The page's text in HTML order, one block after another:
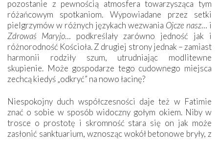
pozostanie z pewnością atmosfera towarzysząca tym
różańcowym spotkaniom. Wypowiadane przez setki
pielgrzymów w różnych językach wezwania Ojcze nasz… i
Zdrowaś Maryjo… podkreślały zarówno jedność jak i
różnorodność Kościoła. Z drugiej strony jednak – zamiast
harmonii rodziły szum, utrudniając modlitewne
skupienie. Może gospodarze tego cudownego miejsca
zechcą kiedyś „odkryć” na nowo łacinę?
Niespokojny duch współczesności daje też w Fatimie
znać o sobie w sposób widoczny gołym okiem. Niby w
trosce o prostotę i skromność stara się on jak może
zasłonić sanktuarium, wznosząc wokół betonowe bryły, z